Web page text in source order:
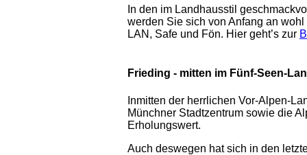
In den im Landhausstil
werden Sie sich von Anfang an
LAN, Safe und Fön. Hier geht’s zur
Frieding - mitten im Fünf-Seen-
Inmitten der herrlichen Vor-Alpen-
Münchner Stadtzentrum sowie die
Erholungswert.
Auch deswegen hat sich in den